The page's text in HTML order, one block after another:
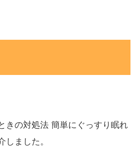
きの対処法 簡単にぐっすり眠れ
しました。